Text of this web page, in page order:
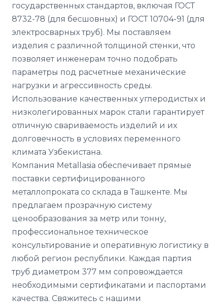
государственных стандартов, включая ГОСТ
8732-78 (для бесшовных) и ГОСТ 10704-91 (для
электросварных труб). Мы поставляем
изделия с различной толщиной стенки, что
позволяет инженерам точно подобрать
параметры под расчетные механические
нагрузки и агрессивность среды.
Использование качественных углеродистых и
низколегированных марок стали гарантирует
отличную свариваемость изделий и их
долговечность в условиях переменного
климата Узбекистана.
Компания Metallasia обеспечивает прямые
поставки сертифицированного
металлопроката со склада в Ташкенте. Мы
предлагаем прозрачную систему
ценообразования за метр или тонну,
профессиональное техническое
консультирование и оперативную логистику в
любой регион республики. Каждая партия
труб диаметром 377 мм сопровождается
необходимыми сертификатами и паспортами
качества. Свяжитесь с нашими